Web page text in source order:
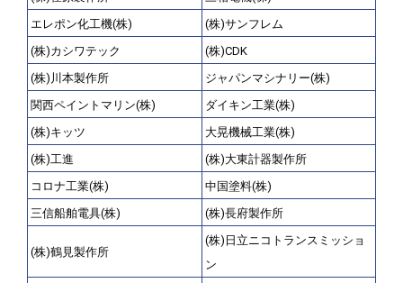
エレポン化工機(株)
(株)サンフレム
(株)カシワテック
(株)CDK
(株)川本製作所
ジャパンマシナリー(株)
関西ペイントマリン(株)
ダイキン工業(株)
(株)キッツ
大晃機械工業(株)
(株)工進
(株)大東計器製作所
コロナ工業(株)
中国塗料(株)
三信船舶電具(株)
(株)長府製作所
(株)鶴見製作所
(株)日立ニコトランスミッショ
ン